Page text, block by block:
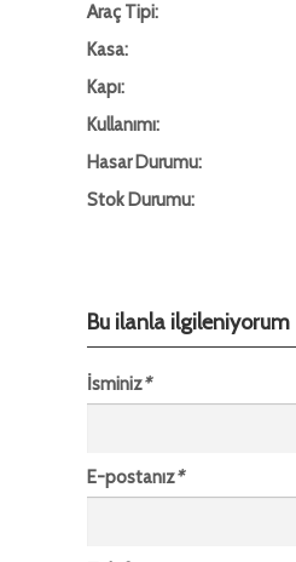
Araç Tipi:
Kasa:
Kapı:
Kullanımı:
Hasar Durumu:
Stok Durumu:
Bu ilanla ilgileniyorum
İsminiz*
E-postanız*